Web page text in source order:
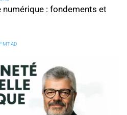
: fondements et